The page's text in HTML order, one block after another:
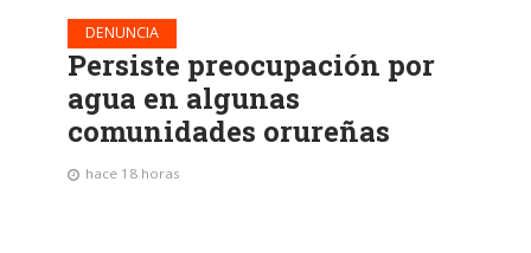
DENUNCIA
Persiste preocupación por
agua en algunas
comunidades orureñas
hace 18 horas